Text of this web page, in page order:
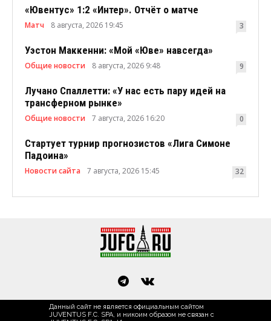
«Ювентус» 1:2 «Интер». Отчёт о матче
Матч 8 августа, 2026 19:45 3
Уэстон Маккенни: «Мой «Юве» навсегда»
Общие новости 8 августа, 2026 9:48 9
Лучано Спаллетти: «У нас есть пару идей на
трансферном рынке»
Общие новости 7 августа, 2026 16:20 0
Стартует турнир прогнозистов «Лига Симоне
Падоина»
Новости сайта 7 августа, 2026 15:45 32
Данный сайт не является официальным сайтом
JUVENTUS F.C. SPA, и никоим образом не связан с